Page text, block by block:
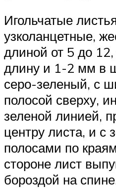
Игольчатые
узколанцетные,
длиной от 5 до
длину и 1-2 мм в
серо-зеленый, с
полосой сверху,
зеленой линией,
центру листа, и с
полосами по
стороне лист
бороздой на